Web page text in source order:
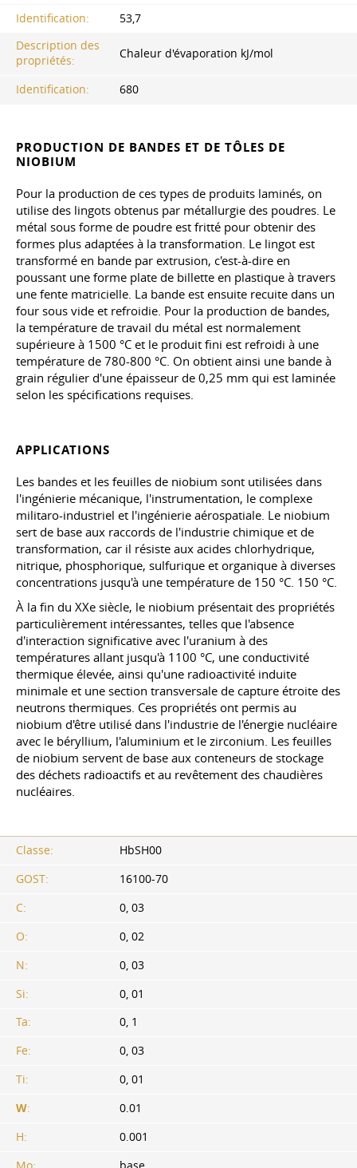
Identification:
53,7
Description des
propriétés:
Chaleur d'évaporation kJ/mol
Identification: 680
PRODUCTION DE BANDES ET DE TÔLES DE
NIOBIUM
Pour la production de ces types de produits laminés, on
utilise des lingots obtenus par métallurgie des poudres. Le
métal sous forme de poudre est fritté pour obtenir des
formes plus adaptées à la transformation. Le lingot est
transformé en bande par extrusion, c'est-à-dire en
poussant une forme plate de billette en plastique à travers
une fente matricielle. La bande est ensuite recuite dans un
four sous vide et refroidie. Pour la production de bandes,
la température de travail du métal est normalement
supérieure à 1500 °C et le produit fini est refroidi à une
température de 780-800 °C. On obtient ainsi une bande à
grain régulier d'une épaisseur de 0,25 mm qui est laminée
selon les spécifications requises.
APPLICATIONS
Les bandes et les feuilles de niobium sont utilisées dans
l'ingénierie mécanique, l'instrumentation, le complexe
militaro-industriel et l'ingénierie aérospatiale. Le niobium
sert de base aux raccords de l'industrie chimique et de
transformation, car il résiste aux acides chlorhydrique,
nitrique, phosphorique, sulfurique et organique à diverses
concentrations jusqu'à une température de 150 °C. 150 °C.
À la fin du XXe siècle, le niobium présentait des propriétés
particulièrement intéressantes, telles que l'absence
d'interaction significative avec l'uranium à des
températures allant jusqu'à 1100 °C, une conductivité
thermique élevée, ainsi qu'une radioactivité induite
minimale et une section transversale de capture étroite des
neutrons thermiques. Ces propriétés ont permis au
niobium d'être utilisé dans l'industrie de l'énergie nucléaire
avec le béryllium, l'aluminium et le zirconium. Les feuilles
de niobium servent de base aux conteneurs de stockage
des déchets radioactifs et au revêtement des chaudières
nucléaires.
Classe:
HbSH00
GOST:
16100-70
C:
0, 03
O:
0, 02
N:
0, 03
Si:
0, 01
Ta:
0, 1
Fe:
0, 03
Ti:
0, 01
W:
0.01
H:
0.001